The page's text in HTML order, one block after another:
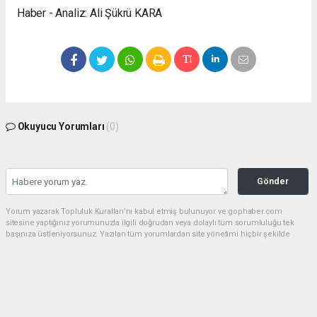
Haber - Analiz: Ali Şükrü KARA
Okuyucu Yorumları (0)
Gönder
Yorum yazarak Topluluk Kuralları’nı kabul etmiş bulunuyor ve gophaber.com
sitesine yaptığınız yorumunuzla ilgili doğrudan veya dolaylı tüm sorumluluğu tek
başınıza üstleniyorsunuz. Yazılan tüm yorumlardan site yönetimi hiçbir şekilde